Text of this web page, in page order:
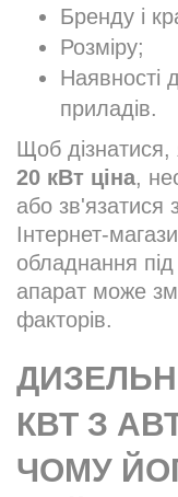
Бренду і
Розміру;
Наявності
приладів.
Щоб дізнатися,
20 кВт ціна,
або
Інтернет-
обладнання
апарат може
факторів.
КВТ З
ЧОМУ